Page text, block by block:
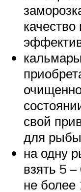
свой
для
на одну
взять 5
не более